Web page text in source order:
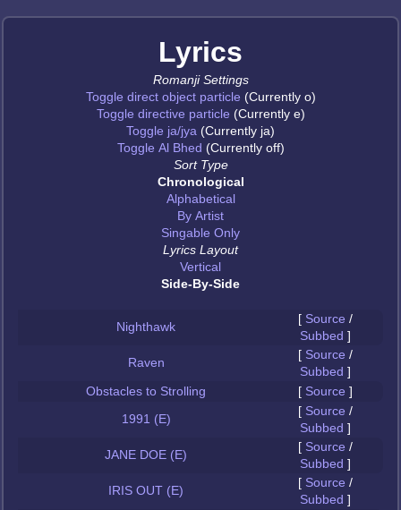
Lyrics
Romanji Settings
Toggle direct object particle (Currently o)
Toggle directive particle (Currently e)
Toggle ja/jya (Currently ja)
Toggle Al Bhed (Currently off)
Sort Type
Chronological
Alphabetical
By Artist
Singable Only
Lyrics Layout
Vertical
Side-By-Side
Nighthawk
[ Source /
Subbed ]
Raven
[ Source /
Subbed ]
Obstacles to Strolling
[ Source ]
1991 (E)
[ Source /
Subbed ]
JANE DOE (E)
[ Source /
Subbed ]
IRIS OUT (E)
[ Source /
Subbed ]